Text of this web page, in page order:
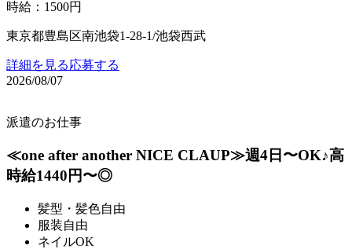
時給 ： 1500円
東京都豊島区南池袋1-28-1/池袋西武
詳細を見る応募する
2026/08/07
派遣のお仕事
≪one after another NICE CLAUP≫週4日〜OK♪高
時給1440円〜◎
髪型・髪色自由
服装自由
ネイルOK